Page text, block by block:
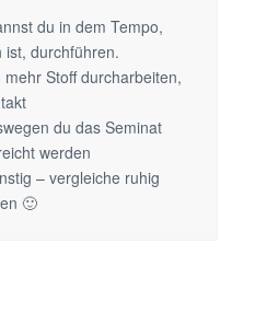
du in dem Tempo,
ist, durchführen.
Stoff durcharbeiten,
du das Seminat
werden
– vergleiche ruhig
🙂